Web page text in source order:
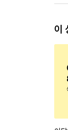
이